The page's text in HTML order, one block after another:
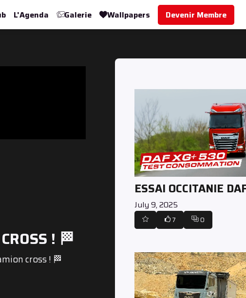
L'Agenda Galerie Wallpapers Devenir Membre
! 🏁
cross ! 🏁
ESSAI OCCITANIE
July 9, 2025
7 0